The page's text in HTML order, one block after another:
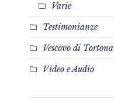
Varie
Testimonianze
Vescovo di Tortona
Video e Audio